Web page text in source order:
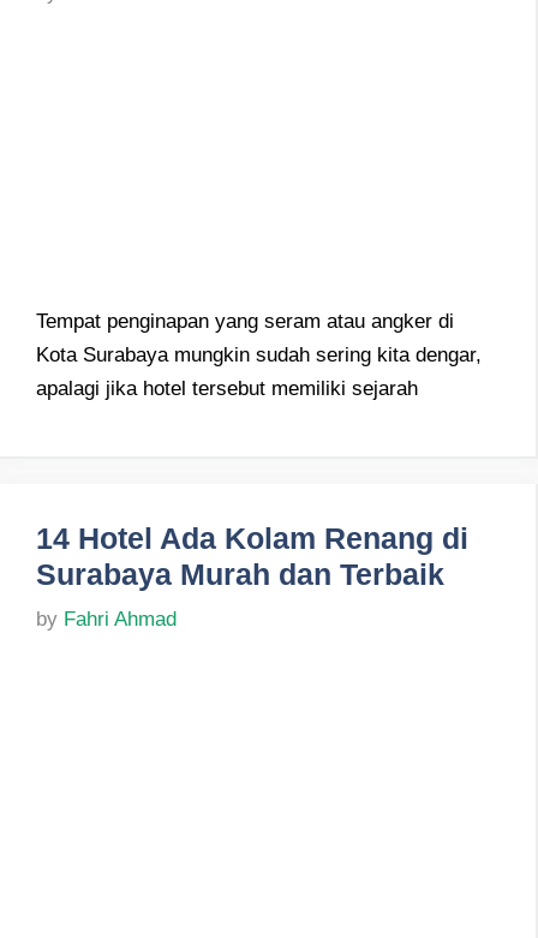
Tempat penginapan yang seram atau angker di
Kota Surabaya mungkin sudah sering kita dengar,
apalagi jika hotel tersebut memiliki sejarah
14 Hotel Ada Kolam Renang di
Surabaya Murah dan Terbaik
by Fahri Ahmad